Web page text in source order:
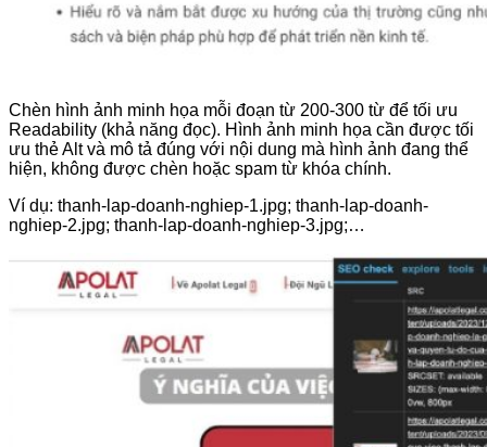
Chèn hình ảnh minh họa mỗi đoạn từ 200-300 từ để tối ưu
Readability (khả năng đọc). Hình ảnh minh họa cần được tối
ưu thẻ Alt và mô tả đúng với nội dung mà hình ảnh đang thể
hiện, không được chèn hoặc spam từ khóa chính.
Ví dụ: thanh-lap-doanh-nghiep-1.jpg; thanh-lap-doanh-
nghiep-2.jpg; thanh-lap-doanh-nghiep-3.jpg;…